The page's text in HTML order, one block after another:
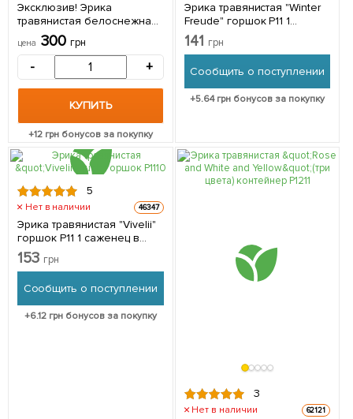
Эксклюзив! Эрика
травянистая белоснежная
"Алмаз" (Diamond)
(премиальный
неприхотливый сорт) P11 1
саженец в упаковке
цена 300 грн
- +
КУПИТЬ
+12 грн бонусов за покупку
Эрика травянистая "Winter
Freude" горшок P11 1
саженец в упаковке
141 грн
Сообщить о поступлении
+5.64грн бонусов за покупку
5
Нет в наличии 46347
Эрика травянистая "Vivelii"
горшок P11 1 саженец в
упаковке
153 грн
Сообщить о поступлении
+6.12 грн бонусов за покупку
3
Нет в наличии 62121